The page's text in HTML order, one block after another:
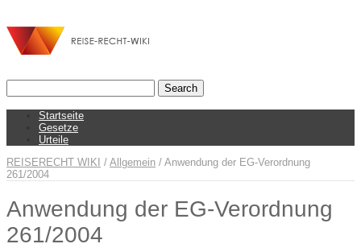
Startseite
Gesetze
Urteile
REISERECHT WIKI / Allgemein / Anwendung der EG-Verordnung
261/2004
Anwendung der EG-Verordnung
261/2004